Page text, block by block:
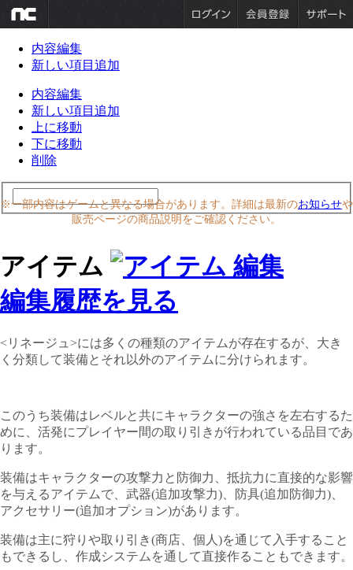
内容編集
新しい項目追加
内容編集
新しい項目追加
上に移動
下に移動
削除
※一部内容はゲームと異なる場合があります。詳細は最新のお知らせや
販売ページの商品説明をご確認ください。
アイテム
編集履歴を見る
<リネージュ>には多くの種類のアイテムが存在するが、大き
く分類して装備とそれ以外のアイテムに分けられます。
このうち装備はレベルと共にキャラクターの強さを左右するた
めに、活発にプレイヤー間の取り引きが行われている品目であ
ります。
装備はキャラクターの攻撃力と防御力、抵抗力に直接的な影響
を与えるアイテムで、武器(追加攻撃力)、防具(追加防御力)、
アクセサリー(追加オプション)があります。
装備は主に狩りや取り引き(商店、個人)を通じて入手すること
もできるし、作成システムを通して直接作ることもできます。